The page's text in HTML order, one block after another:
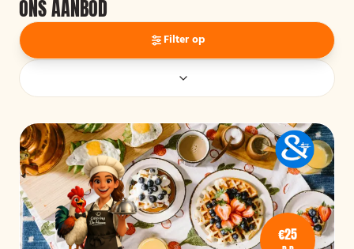
ONS AANBOD
Filter op
€25